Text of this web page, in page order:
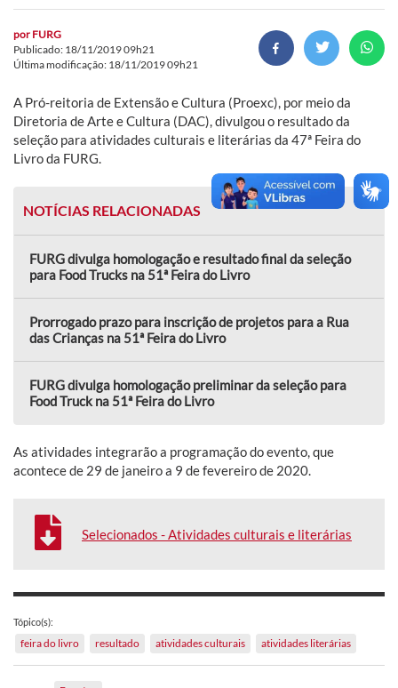
por FURG
Publicado: 18/11/2019 09h21
Última modificação: 18/11/2019 09h21
A Pró-reitoria de Extensão e Cultura (Proexc), por meio da
Diretoria de Arte e Cultura (DAC), divulgou o resultado da
seleção para atividades culturais e literárias da 47ª Feira do
Livro da FURG.
NOTÍCIAS RELACIONADAS
FURG divulga homologação e resultado final da seleção
para Food Trucks na 51ª Feira do Livro
Prorrogado prazo para inscrição de projetos para a Rua
das Crianças na 51ª Feira do Livro
FURG divulga homologação preliminar da seleção para
Food Truck na 51ª Feira do Livro
As atividades integrarão a programação do evento, que
acontece de 29 de janeiro a 9 de fevereiro de 2020.
Selecionados - Atividades culturais e literárias
Tópico(s):
feira do livro resultado atividades culturais atividades literárias